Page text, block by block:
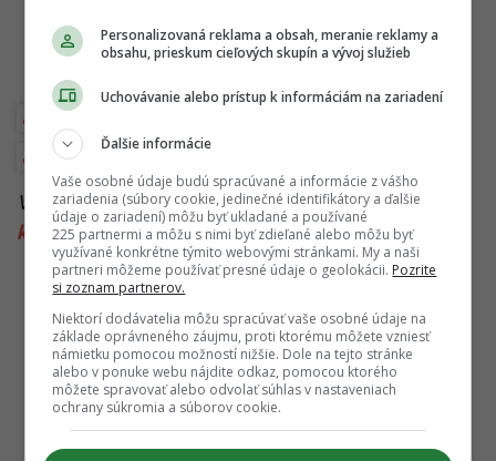
Podnikateľské príbehy
Viac k téme:cestovanie,exotika,kambodza,
kaviareň,podnikanie
Personalizovaná reklama a obsah, meranie reklamy a
obsahu, prieskum cieľových skupín a vývoj služieb
Uchovávanie alebo prístup k informáciám na zariadení
Ďalšie informácie
Vaše osobné údaje budú spracúvané a informácie z vášho
zariadenia (súbory cookie, jedinečné identifikátory a ďalšie
údaje o zariadení) môžu byť ukladané a používané
225 partnermi a môžu s nimi byť zdieľané alebo môžu byť
využívané konkrétne týmito webovými stránkami. My a naši
partneri môžeme používať presné údaje o geolokácii. Pozrite
si zoznam partnerov.
Niektorí dodávatelia môžu spracúvať vaše osobné údaje na
základe oprávneného záujmu, proti ktorému môžete vzniesť
námietku pomocou možností nižšie. Dole na tejto stránke
alebo v ponuke webu nájdite odkaz, pomocou ktorého
môžete spravovať alebo odvolať súhlas v nastaveniach
ochrany súkromia a súborov cookie.